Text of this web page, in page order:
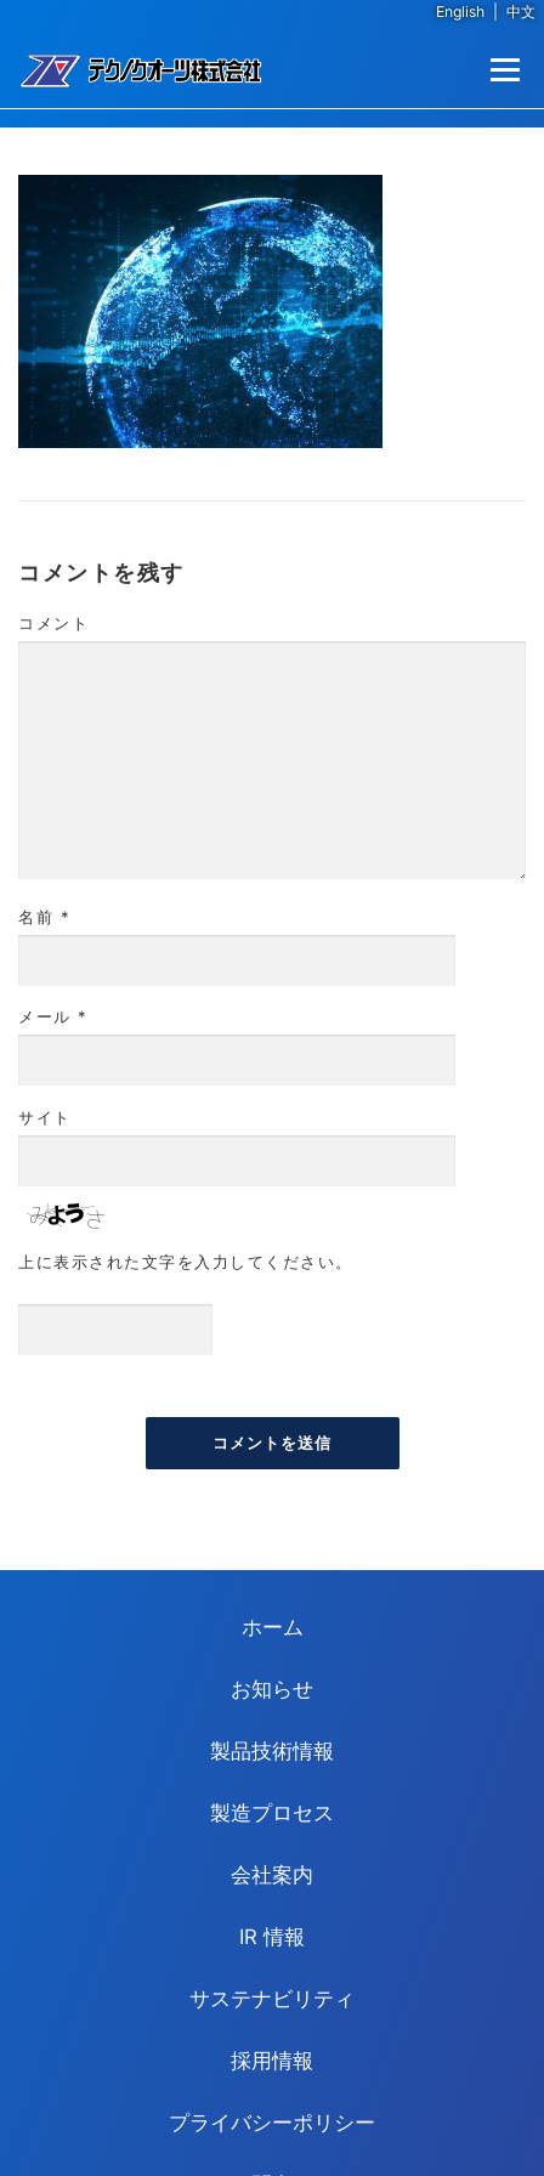
English
中文
メニュー
コメントを残す
コメント
名前 *
メール *
サイト
上に表示された文字を入力してください。
ホーム
お知らせ
製品技術情報
製造プロセス
会社案内
IR 情報
サステナビリティ
採用情報
プライバシーポリシー